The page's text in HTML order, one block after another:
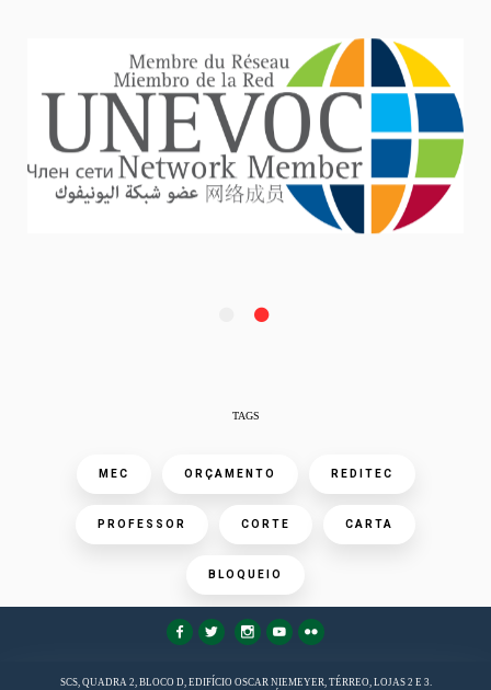
TAGS
MEC ORÇAMENTO REDITEC
PROFESSOR CORTE CARTA
BLOQUEIO
SCS, QUADRA 2, BLOCO D, EDIFÍCIO OSCAR NIEMEYER, TÉRREO, LOJAS 2 E 3.